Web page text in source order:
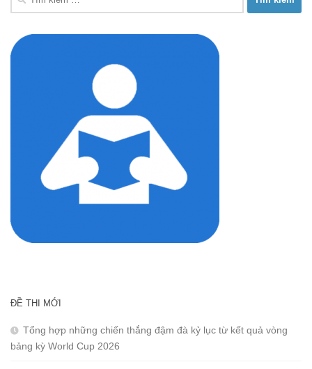
ĐỀ THI MỚI
Tổng hợp những chiến thắng đậm đà kỷ lục từ kết quả vòng
bảng kỳ World Cup 2026